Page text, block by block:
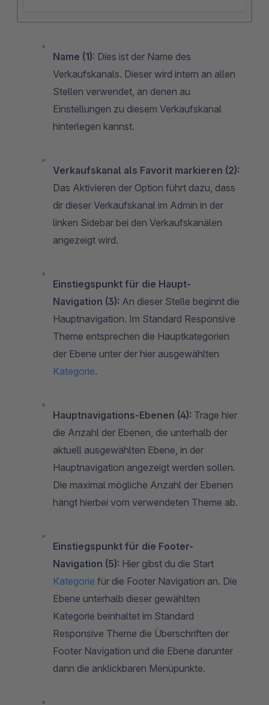
Name (1): Dies ist der Name des
Verkaufskanals. Dieser wird intern an allen
Stellen verwendet, an denen au
Einstellungen zu diesem Verkaufskanal
hinterlegen kannst.
Verkaufskanal als Favorit markieren (2):
Das Aktivieren der Option führt dazu, dass
dir dieser Verkaufskanal im Admin in der
linken Sidebar bei den Verkaufskanälen
angezeigt wird.
Einstiegspunkt für die Haupt-
Navigation (3): An dieser Stelle beginnt die
Hauptnavigation. Im Standard Responsive
Theme entsprechen die Hauptkategorien
der Ebene unter der hier ausgewählten
Kategorie.
Hauptnavigations-Ebenen (4): Trage hier
die Anzahl der Ebenen, die unterhalb der
aktuell ausgewählten Ebene, in der
Hauptnavigation angezeigt werden sollen.
Die maximal mögliche Anzahl der Ebenen
hängt hierbei vom verwendeten Theme ab.
Einstiegspunkt für die Footer-
Navigation (5): Hier gibst du die Start
Kategorie für die Footer Navigation an. Die
Ebene unterhalb dieser gewählten
Kategorie beinhaltet im Standard
Responsive Theme die Überschriften der
Footer Navigation und die Ebene darunter
dann die anklickbaren Menüpunkte.